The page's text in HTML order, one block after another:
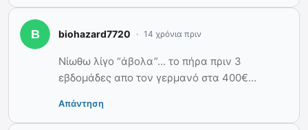
biohazard7720 14 χρόνια πριν
Νίωθω λίγο “άβολα”… το πήρα πριν 3
εβδομάδες απο τον γερμανό στα 400€…
Απάντηση